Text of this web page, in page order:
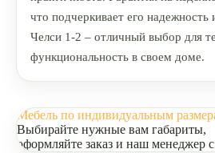
что подчеркивает его надежность
Челси 1-2 – отличный выбор для
функциональность в своем доме.
Мебель по индивидуальным
Выбирайте нужные вам габариты,
оформляйте заказ и наш менеджер